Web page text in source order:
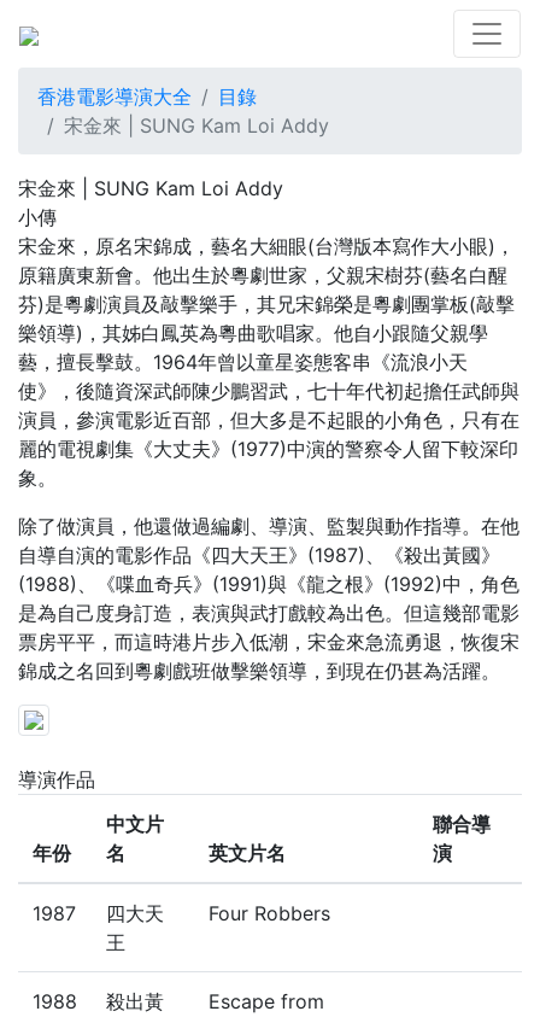
香港電影導演大全
目錄
宋金來 | SUNG Kam Loi Addy
宋金來 | SUNG Kam Loi Addy
小傳
宋金來，原名宋錦成，藝名大細眼(台灣版本寫作大小眼)，
原籍廣東新會。他出生於粵劇世家，父親宋樹芬(藝名白醒
芬)是粵劇演員及敲擊樂手，其兄宋錦榮是粵劇團掌板(敲擊
樂領導)，其姊白鳳英為粵曲歌唱家。他自小跟隨父親學
藝，擅長擊鼓。1964年曾以童星姿態客串《流浪小天
使》，後隨資深武師陳少鵬習武，七十年代初起擔任武師與
演員，參演電影近百部，但大多是不起眼的小角色，只有在
麗的電視劇集《大丈夫》(1977)中演的警察令人留下較深印
象。
除了做演員，他還做過編劇、導演、監製與動作指導。在他
自導自演的電影作品《四大天王》(1987)、《殺出黃國》
(1988)、《喋血奇兵》(1991)與《龍之根》(1992)中，角色
是為自己度身訂造，表演與武打戲較為出色。但這幾部電影
票房平平，而這時港片步入低潮，宋金來急流勇退，恢復宋
錦成之名回到粵劇戲班做擊樂領導，到現在仍甚為活躍。
導演作品
年份
中文片
名
英文片名
聯合導
演
1987
四大天
王
Four Robbers
1988
殺出黃
Escape from